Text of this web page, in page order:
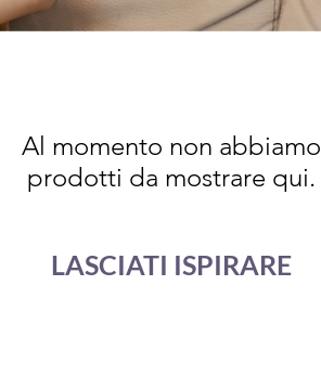
Al momento non abbiamo
prodotti da mostrare qui.
LASCIATI ISPIRARE